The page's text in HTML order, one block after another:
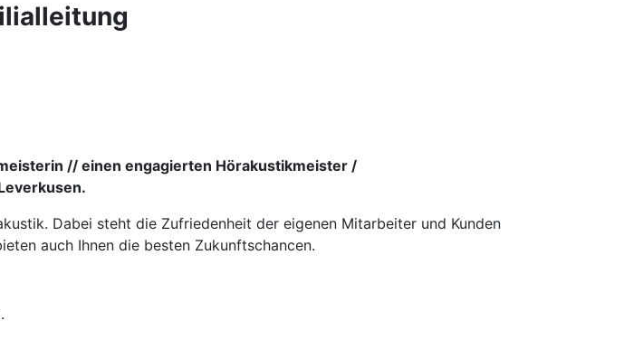
// einen engagierten Hörakustikmeister /
Dabei steht die Zufriedenheit der eigenen Mitarbeiter und Kunden
auch Ihnen die besten Zukunftschancen.